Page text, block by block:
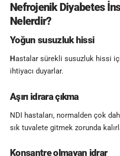
Nefrojenik Diyabetes
Nelerdir?
Yoğun susuzluk hissi
Hastalar sürekli susuzluk hissi
ihtiyacı duyarlar.
Aşırı idrara çıkma
NDI hastaları, normalden çok
sık tuvalete gitmek zorunda
Konsantre olmayan idrar